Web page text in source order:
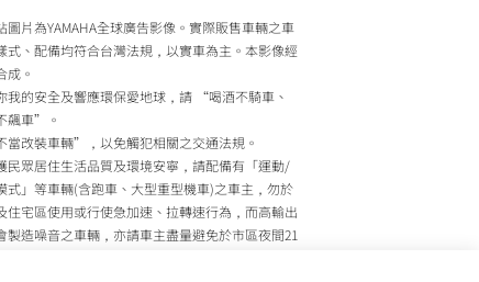
圖片為YAMAHA全球廣告影像。實際販售車輛之車
式、配備均符合台灣法規，以實車為主。本影像經
成。
我的安全及響應環保愛地球，請 “喝酒不騎車、
飆車”。
當改裝車輛”，以免觸犯相關之交通法規。
民眾居住生活品質及環境安寧，請配備有「運動/
式」等車輛(含跑車、大型重型機車)之車主，勿於
住宅區使用或行使急加速、拉轉速行為，而高輸出
製造噪音之車輛，亦請車主盡量避免於市區夜間21